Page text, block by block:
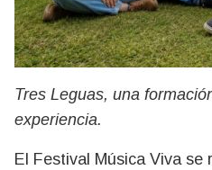
Tres Leguas, una
experiencia.
El Festival Música Viva se